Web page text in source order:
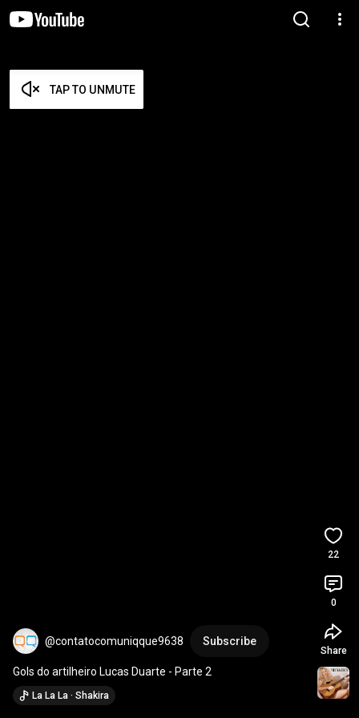
TAP TO UNMUTE
@contatocomuniqque9638 Subscribe
Gols do artilheiro Lucas Duarte - Parte 2
La La La · Shakira
22
0
Share